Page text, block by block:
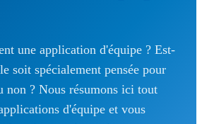
une application d'équipe ? Est-
soit spécialement pensée pour
non ? Nous résumons ici tout
d'équipe et vous